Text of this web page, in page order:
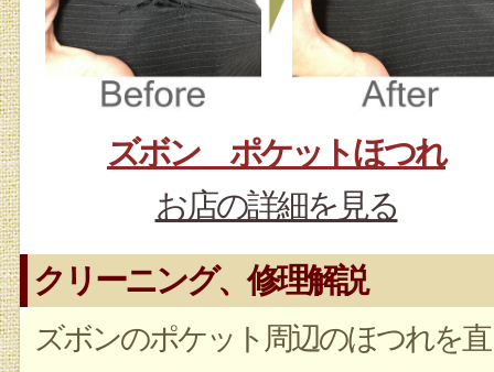
ズボン ポケットほつれ
お店の詳細を見る
クリーニング、修理解説
ズボンのポケット周辺のほつれを